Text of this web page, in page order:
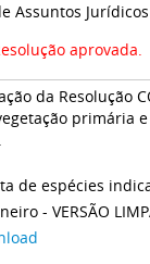
Assuntos
aprovada.
da Resolução
primária
de espécies
- VERSÃO